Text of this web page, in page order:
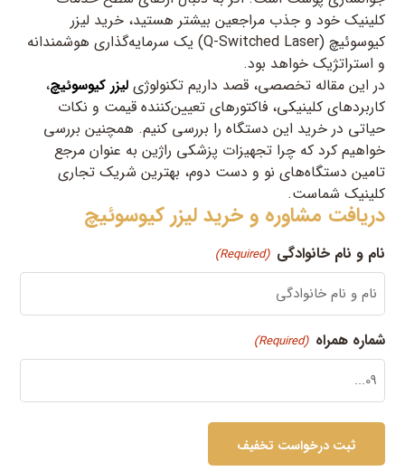
کلینیک خود و جذب مراجعین بیشتر هستید، خرید لیزر
کیوسوئیچ (Q-Switched Laser) یک سرمایه‌گذاری هوشمندانه
و استراتژیک خواهد بود.
در این مقاله تخصصی، قصد داریم تکنولوژیلیزر کیوسوئیچ،
کاربردهای کلینیکی، فاکتورهای تعیین‌کننده قیمت و نکات
حیاتی در خرید این دستگاه را بررسی کنیم. همچنین بررسی
خواهیم کرد که چرا تجهیزات پزشکی راژین به عنوان مرجع
تامین دستگاه‌های نو و دست دوم، بهترین شریک تجاری
کلینیک شماست.
دریافت مشاوره و خرید لیزر کیوسوئیچ
نام و نام خانوادگی (Required)
شماره همراه (Required)